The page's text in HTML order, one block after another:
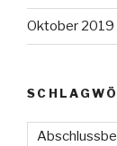
Oktober 2019